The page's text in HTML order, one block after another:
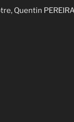
Quentin PEREIRA